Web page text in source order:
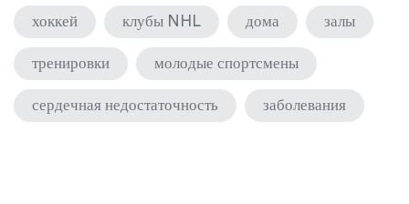
хоккей клубы NHL дома залы
тренировки молодые спортсмены
сердечная недостаточность заболевания